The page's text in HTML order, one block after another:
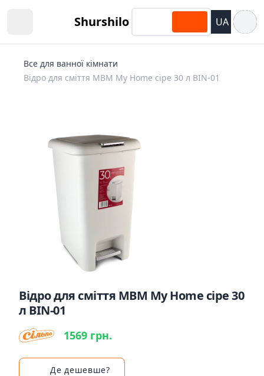
Shurshilo UA
Все для ванної кімнати
Відро для сміття MBM My Home сіре 30 л BIN-01
Відро для сміття MBM My Home сіре 30
л BIN-01
1569 грн.
Де дешевше?